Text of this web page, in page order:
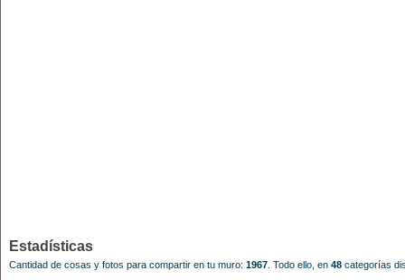
Estadísticas
Cantidad de cosas y fotos para compartir en tu muro: 1967 Todo ello, en 48 categorías